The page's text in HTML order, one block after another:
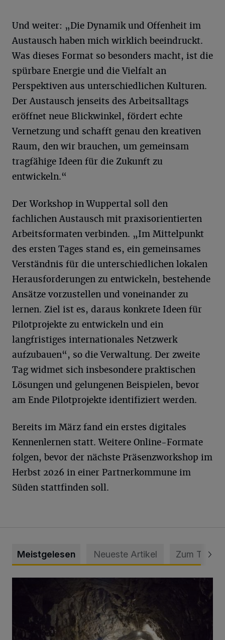
Und weiter: „Die Dynamik und Offenheit im
Austausch haben mich wirklich beeindruckt.
Was dieses Format so besonders macht, ist die
spürbare Energie und die Vielfalt an
Perspektiven aus unterschiedlichen Kulturen.
Der Austausch jenseits des Arbeitsalltags
eröffnet neue Blickwinkel, fördert echte
Vernetzung und schafft genau den kreativen
Raum, den wir brauchen, um gemeinsam
tragfähige Ideen für die Zukunft zu
entwickeln.“
Der Workshop in Wuppertal soll den
fachlichen Austausch mit praxisorientierten
Arbeitsformaten verbinden. „Im Mittelpunkt
des ersten Tages stand es, ein gemeinsames
Verständnis für die unterschiedlichen lokalen
Herausforderungen zu entwickeln, bestehende
Ansätze vorzustellen und voneinander zu
lernen. Ziel ist es, daraus konkrete Ideen für
Pilotprojekte zu entwickeln und ein
langfristiges internationales Netzwerk
aufzubauen“, so die Verwaltung. Der zweite
Tag widmet sich insbesondere praktischen
Lösungen und gelungenen Beispielen, bevor
am Ende Pilotprojekte identifiziert werden.
Bereits im März fand ein erstes digitales
Kennenlernen statt. Weitere Online-Formate
folgen, bevor der nächste Präsenzworkshop im
Herbst 2026 in einer Partnerkommune im
Süden stattfinden soll.
Meistgelesen Neueste Artikel Zum Thema